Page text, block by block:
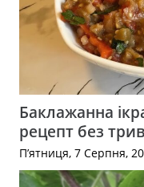
Баклажанна
рецепт без
П’ятниця, 7 Серпня,